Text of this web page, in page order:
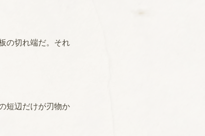
の切れ端だ。それ
短辺だけが刃物か